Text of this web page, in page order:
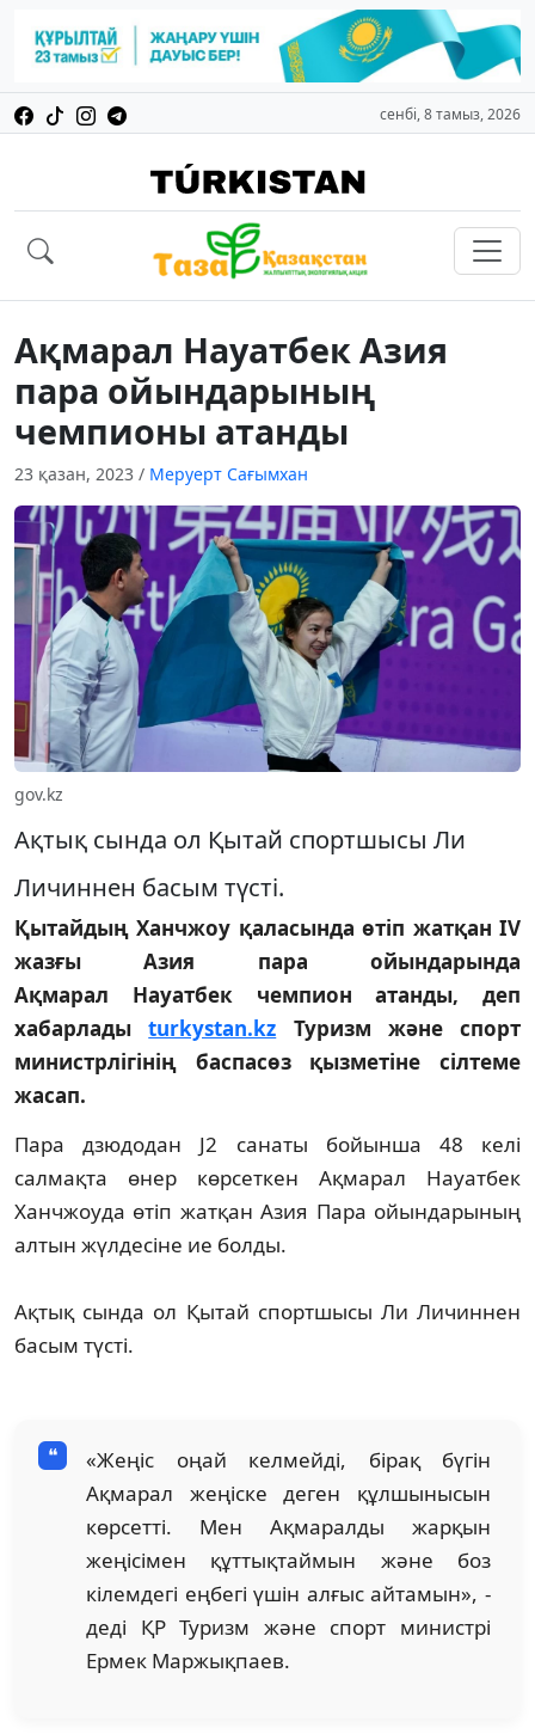
сенбі, 8 тамыз, 2026
Ақмарал Науатбек Азия
пара ойындарының
чемпионы атанды
23 қазан, 2023 / Меруерт Сағымхан
gov.kz
Ақтық сында ол Қытай спортшысы Ли
Личиннен басым түсті.
Қытайдың Ханчжоу қаласында өтіп жатқан ІV
жазғы Азия пара ойындарында
Ақмарал Науатбек чемпион атанды, деп
хабарладыturkystan.kz Туризм және спорт
министрлігінің баспасөз қызметіне сілтеме
жасап.
Пара дзюдодан J2 cанаты бойынша 48 келі
салмақта өнер көрсеткен Ақмарал Науатбек
Ханчжоуда өтіп жатқан Азия Пара ойындарының
алтын жүлдесіне ие болды.
Ақтық сында ол Қытай спортшысы Ли Личиннен
басым түсті.
«Жеңіс оңай келмейді, бірақ бүгін
Ақмарал жеңіске деген құлшынысын
көрсетті. Мен Ақмаралды жарқын
жеңісімен құттықтаймын және боз
кілемдегі еңбегі үшін алғыс айтамын», -
деді ҚР Туризм және спорт министрі
Ермек Маржықпаев.